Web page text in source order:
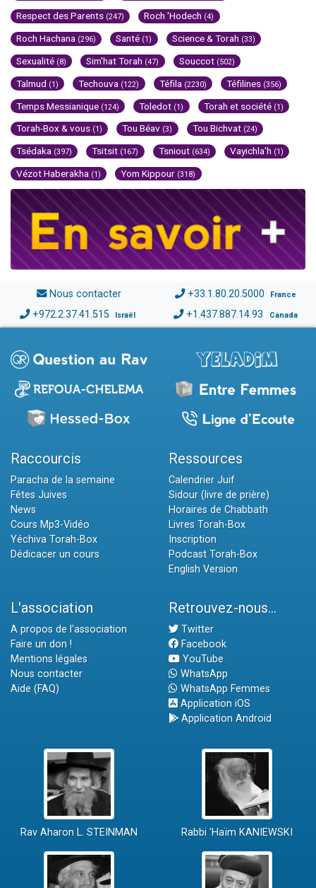
Respect des Parents (247) Roch 'Hodech (4)
Roch Hachana (296) Santé (1) Science & Torah (33)
Sexualité (8) Sim'hat Torah (47) Souccot (502)
Talmud (1) Techouva (122) Téfila (2230) Téfilines (356)
Temps Messianique (124) Toledot (1) Torah et société (1)
Torah-Box & vous (1) Tou Béav (3) Tou Bichvat (24)
Tsédaka (397) Tsitsit (167) Tsniout (634) Vayichla'h (1)
Vézot Haberakha (1) Yom Kippour (318)
Nous contacter +33.1.80.20.5000 France
+972.2.37.41.515 Israël +1.437.887.14.93 Canada
Raccourcis
Paracha de la semaine
Fêtes Juives
News
Cours Mp3-Vidéo
Yéchiva Torah-Box
Dédicacer un cours
Ressources
Calendrier Juif
Sidour (livre de prière)
Horaires de Chabbath
Livres Torah-Box
Inscription
Podcast Torah-Box
English Version
L'association
A propos de l'association
Faire un don !
Mentions légales
Nous contacter
Aide (FAQ)
Retrouvez-nous...
Twitter
Facebook
YouTube
WhatsApp
WhatsApp Femmes
Application iOS
Application Android
Rav Aharon L. STEINMAN Rabbi 'Haïm KANIEWSKI